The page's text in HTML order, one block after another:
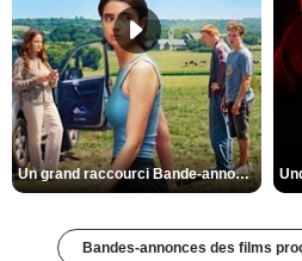
Un grand raccourci Bande-annonce VF
Bandes-annonces des films